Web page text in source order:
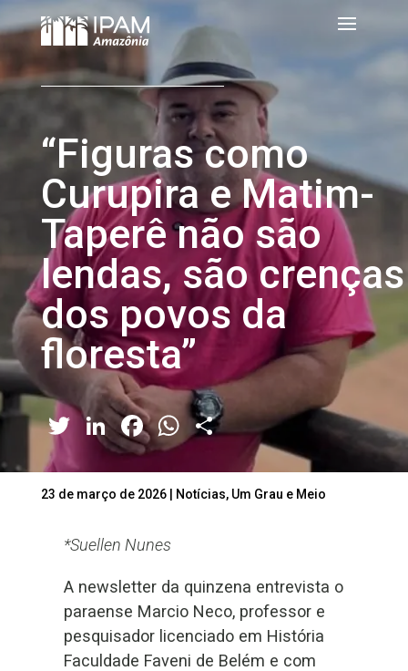
“Figuras como
Curupira e Matim-
Taperê não são
lendas, são crenças
dos povos da
floresta”
Twitter
LinkedIn
Facebook
WhatsApp
Share
23 de março de 2026| Notícias, Um Grau e Meio
*Suellen Nunes
A newsletter da quinzena entrevista o
paraense Marcio Neco, professor e
pesquisador licenciado em História
Faculdade Faveni de Belém e com